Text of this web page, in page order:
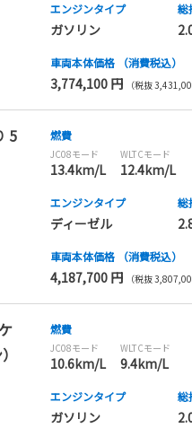
エンジンタイプ
ガソリン
総
車両本体価格 （消費税込）
3,774,100 円 （税抜
5
燃費
JC08モード
13.4km/L
WLTCモード
12.4km/L
エンジンタイプ
ディーゼル
総
車両本体価格 （消費税込）
4,187,700 円 （税抜
燃費
JC08モード
10.6km/L
WLTCモード
9.4km/L
エンジンタイプ
ガソリン
総